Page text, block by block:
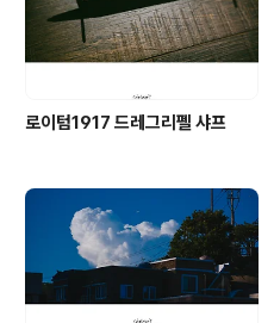
로이텀1917 드레그리펠 샤프